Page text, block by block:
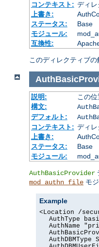
コンテキスト: ディ
上書き:
ステータス:
Base
モジュール:
互換性:
このディレクティブ
説明:
この
構文:
デフォルト:
コンテキスト: ディ
上書き:
ステータス:
Base
モジュール:
AuthBasicProvider
mod_authn_file モ
Example
<Location /
AuthType
AuthName
AuthDBMType